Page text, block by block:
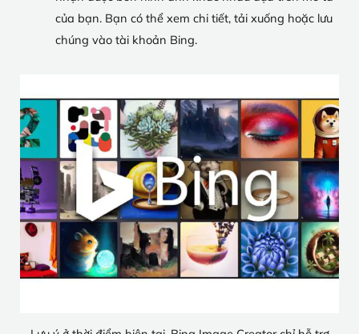
của bạn. Bạn có thể xem chi tiết, tải xuống hoặc lưu
chúng vào tài khoản Bing.